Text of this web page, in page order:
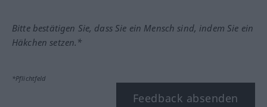
Bitte bestätigen Sie, dass Sie ein Mensch sind, indem Sie ein
Häkchen setzen.*
*Pflichtfeld
Feedback absenden